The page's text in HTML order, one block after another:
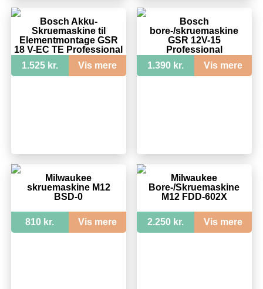
Bosch Akku-
Skruemaskine til
Elementmontage GSR
18 V-EC TE Professional
1.525 kr. Vis mere
Bosch
bore-/skruemaskine
GSR 12V-15
Professional
1.390 kr.
Vis mere
Milwaukee
skruemaskine M12
BSD-0
810 kr. Vis mere
Milwaukee
Bore-/Skruemaskine
M12 FDD-602X
2.250 kr. Vis mere